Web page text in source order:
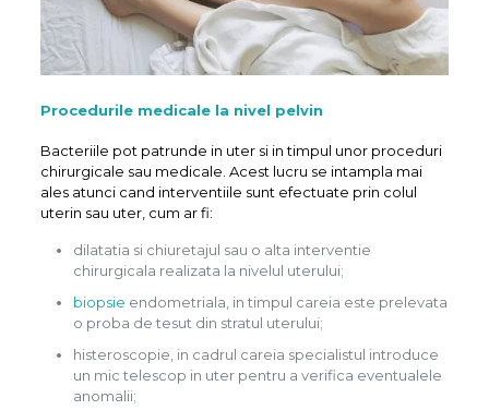
Procedurile medicale la nivel pelvin
Bacteriile pot patrunde in uter si in timpul unor proceduri
chirurgicale sau medicale. Acest lucru se intampla mai
ales atunci cand interventiile sunt efectuate prin colul
uterin sau uter, cum ar fi:
dilatatia si chiuretajul sau o alta interventie
chirurgicala realizata la nivelul uterului;
biopsie endometriala, in timpul careia este prelevata
o proba de tesut din stratul uterului;
histeroscopie, in cadrul careia specialistul introduce
un mic telescop in uter pentru a verifica eventualele
anomalii;